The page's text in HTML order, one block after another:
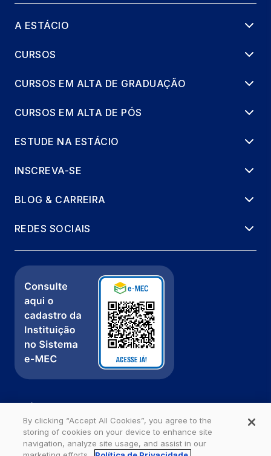
A ESTÁCIO
CURSOS
CURSOS EM ALTA DE GRADUAÇÃO
CURSOS EM ALTA DE PÓS
ESTUDE NA ESTÁCIO
INSCREVA-SE
BLOG & CARREIRA
REDES SOCIAIS
Política de Privacidade
Fale com a gente
Ouvidoria
By clicking “Accept All Cookies”, you agree to the
storing of cookies on your device to enhance site
navigation, analyze site usage, and assist in our